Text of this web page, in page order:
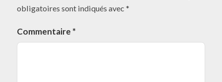
obligatoires sont indiqués avec *
Commentaire *